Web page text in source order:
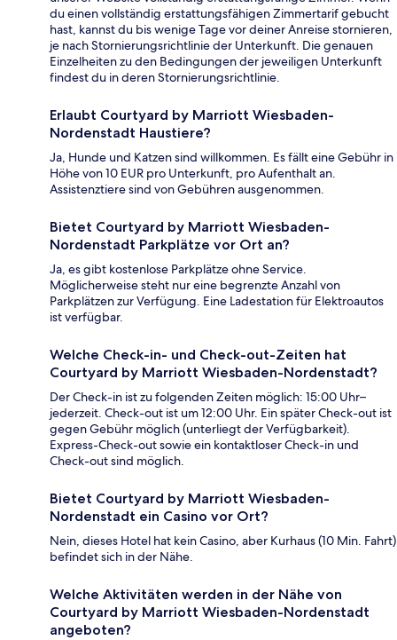
du einen vollständig erstattungsfähigen Zimmertarif gebucht
hast, kannst du bis wenige Tage vor deiner Anreise stornieren,
je nach Stornierungsrichtlinie der Unterkunft. Die genauen
Einzelheiten zu den Bedingungen der jeweiligen Unterkunft
findest du in deren Stornierungsrichtlinie.
Erlaubt Courtyard by Marriott Wiesbaden-
Nordenstadt Haustiere?
Ja, Hunde und Katzen sind willkommen. Es fällt eine Gebühr in
Höhe von 10 EUR pro Unterkunft, pro Aufenthalt an.
Assistenztiere sind von Gebühren ausgenommen.
Bietet Courtyard by Marriott Wiesbaden-
Nordenstadt Parkplätze vor Ort an?
Ja, es gibt kostenlose Parkplätze ohne Service.
Möglicherweise steht nur eine begrenzte Anzahl von
Parkplätzen zur Verfügung. Eine Ladestation für Elektroautos
ist verfügbar.
Welche Check-in- und Check-out-Zeiten hat
Courtyard by Marriott Wiesbaden-Nordenstadt?
Der Check-in ist zu folgenden Zeiten möglich: 15:00 Uhr–
jederzeit. Check-out ist um 12:00 Uhr. Ein später Check-out ist
gegen Gebühr möglich (unterliegt der Verfügbarkeit).
Express-Check-out sowie ein kontaktloser Check-in und
Check-out sind möglich.
Bietet Courtyard by Marriott Wiesbaden-
Nordenstadt ein Casino vor Ort?
Nein, dieses Hotel hat kein Casino, aber Kurhaus (10 Min. Fahrt)
befindet sich in der Nähe.
Welche Aktivitäten werden in der Nähe von
Courtyard by Marriott Wiesbaden-Nordenstadt
angeboten?